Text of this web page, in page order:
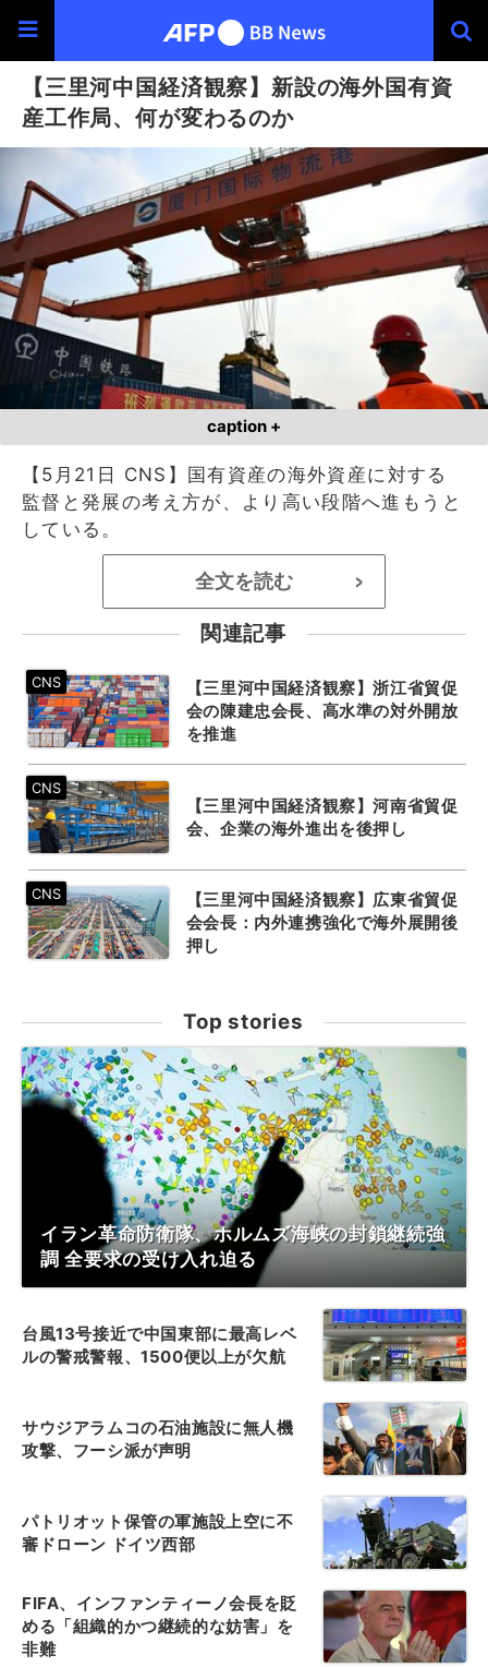
【三里河中国経済観察】新設の海外国有資
産工作局、何が変わるのか
caption +
【5月21日 CNS】国有資産の海外資産に対する
監督と発展の考え方が、より高い段階へ進もうと
している。
全文を読む >
関連記事
【三里河中国経済観察】浙江省貿促
会の陳建忠会長、高水準の対外開放
を推進
【三里河中国経済観察】河南省貿促
会、企業の海外進出を後押し
【三里河中国経済観察】広東省貿促
会会長：内外連携強化で海外展開後
押し
Top stories
イラン革命防衛隊、ホルムズ海峡の封鎖継続強
調 全要求の受け入れ迫る
台風13号接近で中国東部に最高レベ
ルの警戒警報、1500便以上が欠航
サウジアラムコの石油施設に無人機
攻撃、フーシ派が声明
パトリオット保管の軍施設上空に不
審ドローン ドイツ西部
FIFA、インファンティーノ会長を貶
める「組織的かつ継続的な妨害」を
非難